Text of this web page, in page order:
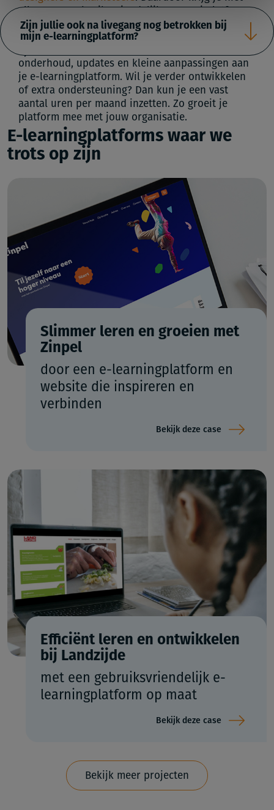
alleen een gebruiksvriendelijk en mooi platform,
maar ook een dat technisch sterk is en afgestemd
op jouw doelen. Alles onder één dak, met korte
lijnen en snelle schakels.
Zijn jullie ook na livegang nog betrokken bij
mijn e-learningplatform?
onderhoud, updates en kleine aanpassingen aan
je e-learningplatform. Wil je verder ontwikkelen
of extra ondersteuning? Dan kun je een vast
aantal uren per maand inzetten. Zo groeit je
platform mee met jouw organisatie.
E-learningplatforms waar we
trots op zijn
Slimmer leren en groeien met
Zinpel
door een e-learningplatform en
website die inspireren en
verbinden
Bekijk deze case
Efficiënt leren en ontwikkelen
bij Landzijde
met een gebruiksvriendelijk e-
learningplatform op maat
Bekijk deze case
Bekijk meer projecten